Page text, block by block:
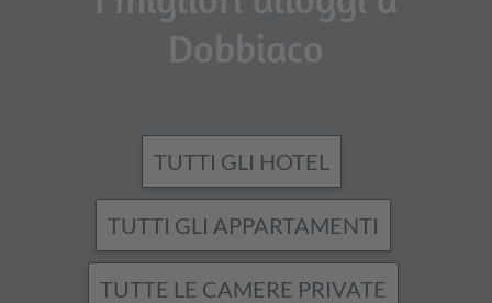
Dobbiaco
TUTTI GLI HOTEL
TUTTI GLI APPARTAMENTI
TUTTE LE CAMERE PRIVATE